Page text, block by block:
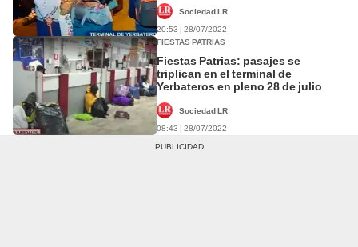
Sociedad LR
20:53 | 28/07/2022
FIESTAS PATRIAS
Fiestas Patrias: pasajes se
triplican en el terminal de
Yerbateros en pleno 28 de julio
Sociedad LR
08:43 | 28/07/2022